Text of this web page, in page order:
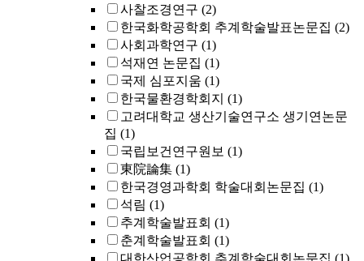
사찰조경연구 (2)
한국화학공학회 추계학술발표논문집 (2)
사회과학연구 (1)
석재연 논문집 (1)
국제 심포지움 (1)
한국물환경학회지 (1)
고려대학교 생산기술연구소 생기연논문
집 (1)
국립보건연구원보 (1)
東院論集 (1)
한국경영과학회 학술대회논문집 (1)
석림 (1)
추계학술발표회 (1)
춘계학술발표회 (1)
대한산업공학회 추계학술대회논문집 (1)